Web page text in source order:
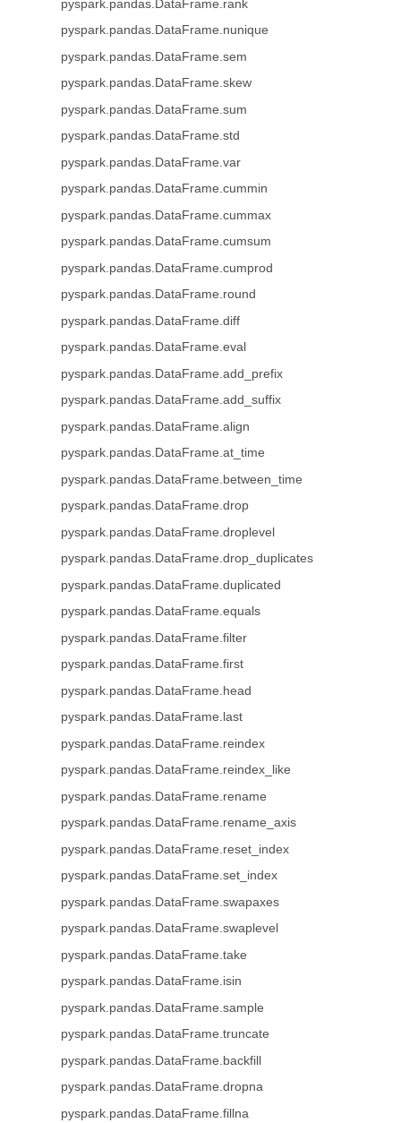
pyspark.pandas.DataFrame.rank
pyspark.pandas.DataFrame.nunique
pyspark.pandas.DataFrame.sem
pyspark.pandas.DataFrame.skew
pyspark.pandas.DataFrame.sum
pyspark.pandas.DataFrame.std
pyspark.pandas.DataFrame.var
pyspark.pandas.DataFrame.cummin
pyspark.pandas.DataFrame.cummax
pyspark.pandas.DataFrame.cumsum
pyspark.pandas.DataFrame.cumprod
pyspark.pandas.DataFrame.round
pyspark.pandas.DataFrame.diff
pyspark.pandas.DataFrame.eval
pyspark.pandas.DataFrame.add_prefix
pyspark.pandas.DataFrame.add_suffix
pyspark.pandas.DataFrame.align
pyspark.pandas.DataFrame.at_time
pyspark.pandas.DataFrame.between_time
pyspark.pandas.DataFrame.drop
pyspark.pandas.DataFrame.droplevel
pyspark.pandas.DataFrame.drop_duplicates
pyspark.pandas.DataFrame.duplicated
pyspark.pandas.DataFrame.equals
pyspark.pandas.DataFrame.filter
pyspark.pandas.DataFrame.first
pyspark.pandas.DataFrame.head
pyspark.pandas.DataFrame.last
pyspark.pandas.DataFrame.reindex
pyspark.pandas.DataFrame.reindex_like
pyspark.pandas.DataFrame.rename
pyspark.pandas.DataFrame.rename_axis
pyspark.pandas.DataFrame.reset_index
pyspark.pandas.DataFrame.set_index
pyspark.pandas.DataFrame.swapaxes
pyspark.pandas.DataFrame.swaplevel
pyspark.pandas.DataFrame.take
pyspark.pandas.DataFrame.isin
pyspark.pandas.DataFrame.sample
pyspark.pandas.DataFrame.truncate
pyspark.pandas.DataFrame.backfill
pyspark.pandas.DataFrame.dropna
pyspark.pandas.DataFrame.fillna